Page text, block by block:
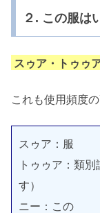
２. この服は
スゥア・トゥゥ
これも使用頻度
スゥア：服
トゥゥア：類
す）
ニー：この